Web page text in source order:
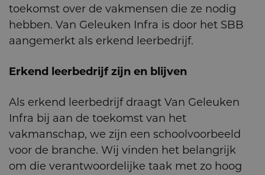
toekomst over de vakmensen die ze nodig
hebben. Van Geleuken Infra is door het SBB
aangemerkt als erkend leerbedrijf.
Erkend leerbedrijf zijn en blijven
Als erkend leerbedrijf draagt Van Geleuken
Infra bij aan de toekomst van het
vakmanschap, we zijn een schoolvoorbeeld
voor de branche. Wij vinden het belangrijk
om die verantwoordelijke taak met zo hoog